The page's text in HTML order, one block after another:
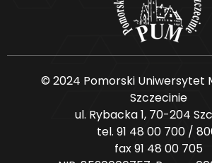
© 2024 Pomorski Uniwersytet
Szczecinie
ul. Rybacka 1, 70-204
tel. 91 48 00 700 /
fax 91 48 00 705